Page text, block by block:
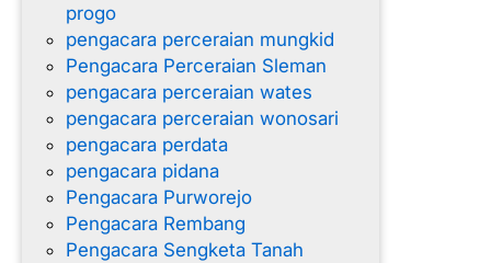
progo
pengacara perceraian mungkid
Pengacara Perceraian Sleman
pengacara perceraian wates
pengacara perceraian wonosari
pengacara perdata
pengacara pidana
Pengacara Purworejo
Pengacara Rembang
Pengacara Sengketa Tanah